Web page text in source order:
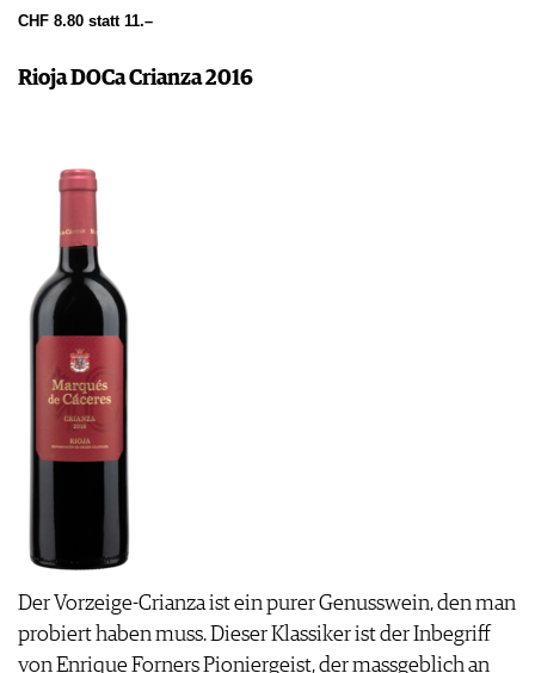
CHF 8.80 statt 11.–
Rioja DOCa Crianza 2016
Der Vorzeige-Crianza ist ein purer Genusswein, den man
probiert haben muss. Dieser Klassiker ist der Inbegriff
von Enrique Forners Pioniergeist, der massgeblich an